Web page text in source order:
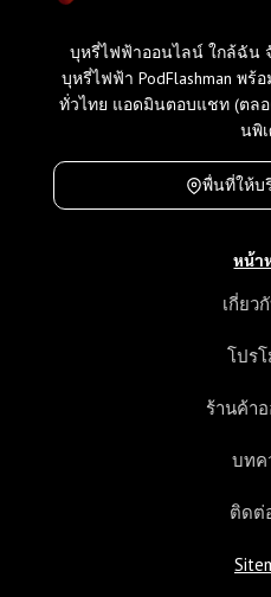
บุหรี่ไฟฟ้าออนไลน์ ใกล้ฉัน
บุหรี่ไฟฟ้า PodFlashman พร้
ทั่วไทย แอดมินตอบแชท (ตล
นพิ
พื่นที่ให้บ
หน้า
เกี่ยว
โปร
ร้านค้า
บทค
ติดต่